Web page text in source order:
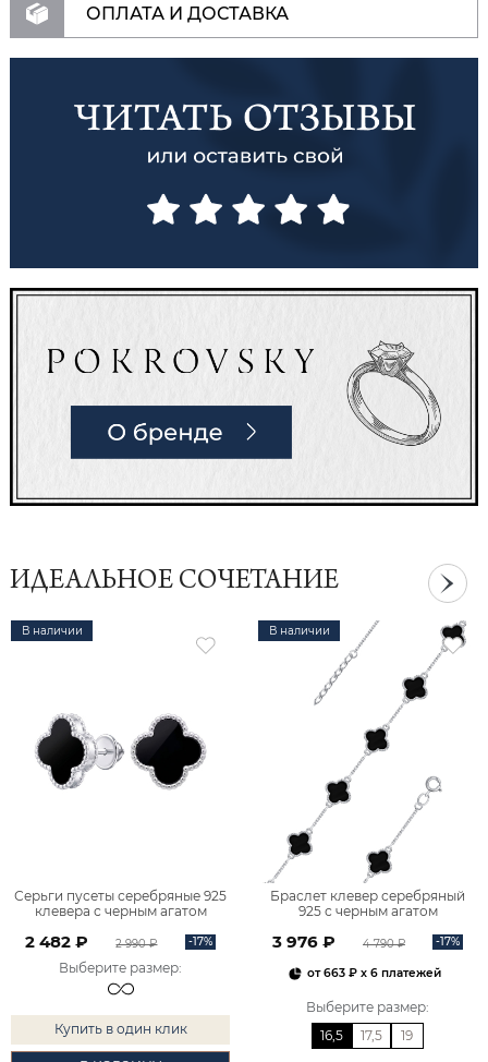
ОПЛАТА И ДОСТАВКА
ИДЕАЛЬНОЕ СОЧЕТАНИЕ
В наличии
Серьги пусеты серебряные 925
клевера с черным агатом
2 482 ₽ 2 990 ₽ -17%
Выберите размер:
Купить в один клик
В наличии
Браслет клевер серебряный
925 с черным агатом
3 976 ₽ 4 790 ₽ -17%
от663 ₽ x 6 платежей
Выберите размер:
16,5
17,5 19